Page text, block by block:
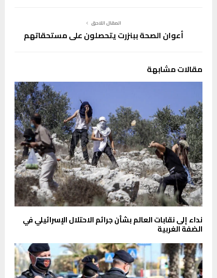
المقال اللاحق
أعوان الصحة ببنزرت يتحصلون على مستحقاتهم
مقالات مشابهة
نداء إلى نقابات العالم بشأن جرائم الاحتلال الإسرائيلي في
الضفة الغربية